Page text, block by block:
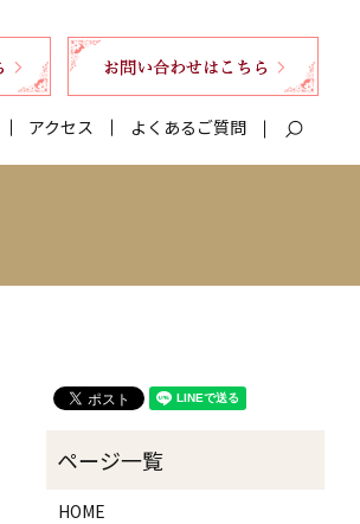
アクセス よくあるご質問 search
HOME